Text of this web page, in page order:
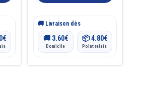
€
🚚 Livraison dès
🚚 3.60€
Domicile
📦4.80€
Point relais